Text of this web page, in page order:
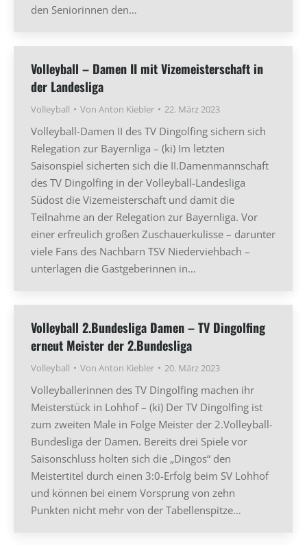
den Seniorinnen den…
Volleyball – Damen II mit Vizemeisterschaft in
der Landesliga
Volleyball Von Anton Kiebler 22. März 2023
Volleyball-Damen II des TV Dingolfing sichern sich
Relegation zur Bayernliga – (ki) Im letzten
Saisonspiel sicherten sich die II.Damenmannschaft
des TV Dingolfing in der Volleyball-Landesliga
Südost die Vizemeisterschaft und damit die
Teilnahme an der Relegation zur Bayernliga. Vor
einer erfreulich großen Zuschauerkulisse – darunter
viele Fans des Nachbarn TSV Niederviehbach –
unterlagen die Gastgeberinnen in…
Volleyball 2.Bundesliga Damen – TV Dingolfing
erneut Meister der 2.Bundesliga
Volleyball Von Anton Kiebler 20. März 2023
Volleyballerinnen des TV Dingolfing machen ihr
Meisterstück in Lohhof – (ki) Der TV Dingolfing ist
zum zweiten Male in Folge Meister der 2.Volleyball-
Bundesliga der Damen. Bereits drei Spiele vor
Saisonschluss holten sich die „Dingos“ den
Meistertitel durch einen 3:0-Erfolg beim SV Lohhof
und können bei einem Vorsprung von zehn
Punkten nicht mehr von der Tabellenspitze…